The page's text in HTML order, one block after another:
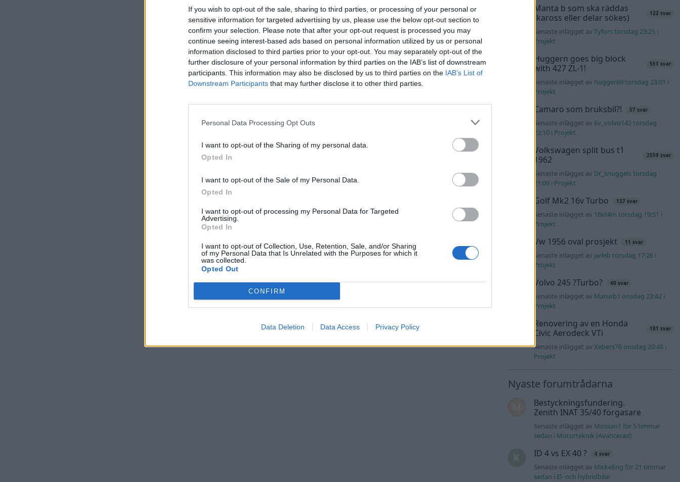
If you wish to opt-out of the sale, sharing to third parties, or processing of your personal or
sensitive information for targeted advertising by us, please use the below opt-out section to
confirm your selection. Please note that after your opt-out request is processed you may
continue seeing interest-based ads based on personal information utilized by us or personal
information disclosed to third parties prior to your opt-out. You may separately opt-out of the
further disclosure of your personal information by third parties on the IAB’s list of downstream
participants. This information may also be disclosed by us to third parties on the IAB’s List of
Downstream Participants that may further disclose it to other third parties.
Personal Data Processing Opt Outs
I want to opt-out of the Sharing of my personal data.
Opted In
I want to opt-out of the Sale of my Personal Data.
Opted In
I want to opt-out of processing my Personal Data for Targeted
Advertising.
Opted In
I want to opt-out of Collection, Use, Retention, Sale, and/or Sharing
of my Personal Data that Is Unrelated with the Purposes for which it
was collected.
Opted Out
CONFIRM
Data Deletion Data Access Privacy Policy
Manta b som ska räddas
(kaross eller delar sökes)
122 svar
Senaste inlägget avTyfors torsdag 23:25 i
Projekt
Huggern goes big block
with 427 ZL-1!
551 svar
Senaste inlägget av hugger69 torsdag 23:01 i
Projekt
Camaro som bruksbil?! 57 svar
Senaste inlägget av Ev_volvo142 torsdag
22:10 i Projekt
Volkswagen split bus t1
1962
2559 svar
Senaste inlägget av Dr_snuggels torsdag
21:09 i Projekt
Golf Mk2 16v Turbo 137 svar
Senaste inlägget av 16vt4m torsdag 19:51 i
Projekt
Vw 1956 oval prosjekt 11 svar
Senaste inlägget av jarleb torsdag 17:26 i
Projekt
Volvo 245 ?Turbo? 40 svar
Senaste inlägget av Marurb1 onsdag 23:42 i
Projekt
Renovering av en Honda
Civic Aerodeck VTi
181 svar
Senaste inlägget avXebers76 onsdag 20:48 i
Projekt
Nyaste forumtrådarna
Bestyckningsfundering.
Zenith INAT 35/40 förgasare
Senaste inlägget av Mossan1 för 5 timmar
sedan i Motorteknik (Avancerad)
ID 4 vs EX 40 ? 4 svar
Senaste inlägget av MickeEng för 21 timmar
sedan i El- och hybridbilar